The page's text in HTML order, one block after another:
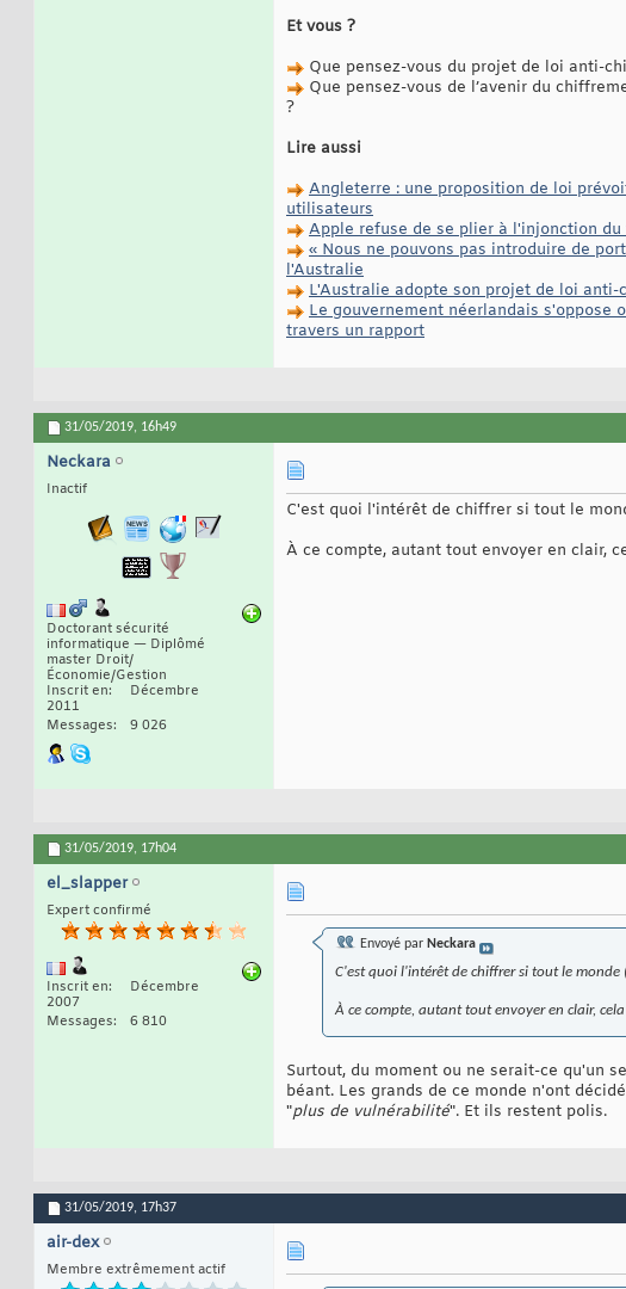
Et vous ?
Que pensez-vous du projet de loi anti-
Que pensez-vous de l’avenir du
?
Lire aussi
Angleterre : une proposition de loi
utilisateurs
Apple refuse de se plier à l'injonction
« Nous ne pouvons pas introduire de
l'Australie
L'Australie adopte son projet de loi
Le gouvernement néerlandais s'oppose
travers un rapport
31/05/2019, 16h49
Neckara
Inactif
Doctorant sécurité
informatique — Diplômé
master Droit/
Économie/Gestion
Inscrit en
Décembre
2011
Messages
9 026
C'est quoi l'intérêt de chiffrer si tout le
À ce compte, autant tout envoyer en clair,
31/05/2019, 17h04
el_slapper
Expert confirmé
Inscrit en
Décembre
2007
Messages
6 810
Envoyé par Neckara
C'est quoi l'intérêt de chiffrer si tout le monde
À ce compte, autant tout envoyer en clair, cela
Surtout, du moment ou ne serait-ce qu'un
béant. Les grands de ce monde n'ont
"plus de vulnérabilité". Et ils restent polis.
31/05/2019, 17h37
air-dex
Membre extrêmement actif